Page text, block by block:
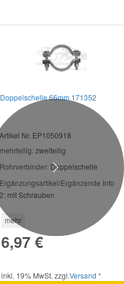
Doppelschelle 66mm 171352
Artikel Nr. EP1050918
mehrteilig: zweiteilig
Rohrverbinder: Doppelschelle
Ergänzungsartikel/Ergänzende Info
2: mit Schrauben
mehr
6,97 €
inkl. 19% MwSt. zzgl.Versand *
Next